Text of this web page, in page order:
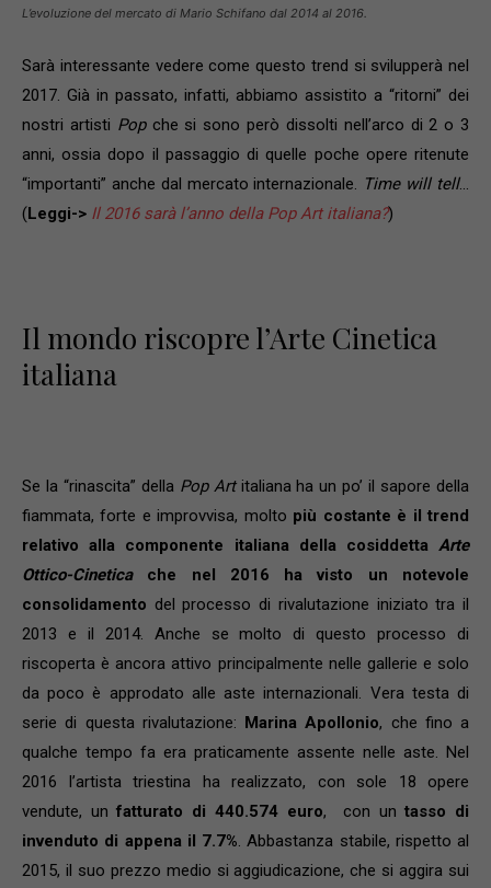
L’evoluzione del mercato di Mario Schifano dal 2014 al 2016.
Sarà interessante vedere come questo trend si svilupperà nel
2017. Già in passato, infatti, abbiamo assistito a “ritorni” dei
nostri artisti Popche si sono però dissolti nell’arco di 2 o 3
anni, ossia dopo il passaggio di quelle poche opere ritenute
“importanti” anche dal mercato internazionale. Time will tell…
(Leggi-> Il 2016 sarà l’anno della Pop Art italiana?)
Il mondo riscopre l’Arte Cinetica
italiana
Se la “rinascita” della Pop Artitaliana ha un po’ il sapore della
fiammata, forte e improvvisa, molto più costante è il trend
relativo alla componente italiana della cosiddetta Arte
Ottico-Cineticache nel 2016 ha visto un notevole
consolidamento del processo di rivalutazione iniziato tra il
2013 e il 2014. Anche se molto di questo processo di
riscoperta è ancora attivo principalmente nelle gallerie e solo
da poco è approdato alle aste internazionali. Vera testa di
serie di questa rivalutazione: Marina Apollonio, che fino a
qualche tempo fa era praticamente assente nelle aste. Nel
2016 l’artista triestina ha realizzato, con sole 18 opere
vendute, unfatturato di 440.574 euro, con untasso di
invenduto di appena il 7.7%. Abbastanza stabile, rispetto al
2015, il suo prezzo medio si aggiudicazione, che si aggira sui